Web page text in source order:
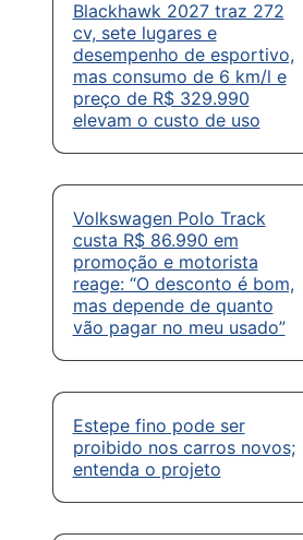
Blackhawk 2027 traz 272
cv, sete lugares e
desempenho de esportivo,
mas consumo de 6 km/l e
preço de R$ 329.990
elevam o custo de uso
Volkswagen Polo Track
custa R$ 86.990 em
promoção e motorista
reage: “O desconto é bom,
mas depende de quanto
vão pagar no meu usado”
Estepe fino pode ser
proibido nos carros novos;
entenda o projeto